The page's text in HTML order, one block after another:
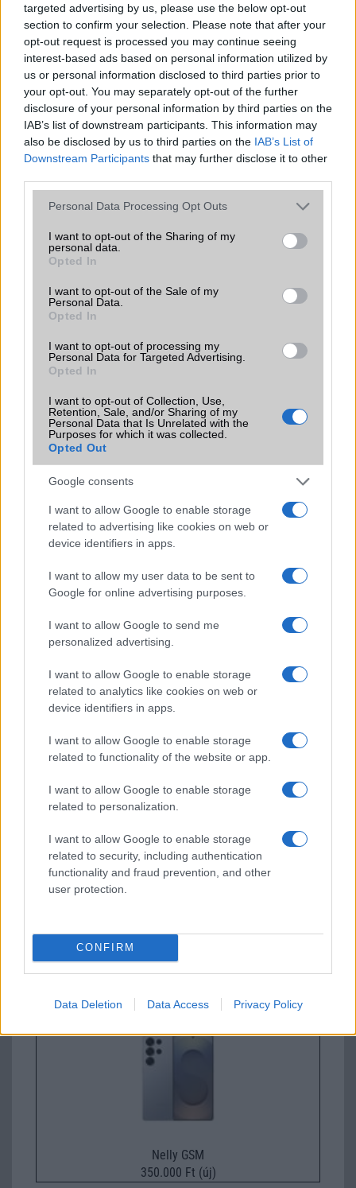
targeted advertising by us, please use the below opt-out
section to confirm your selection. Please note that after your
opt-out request is processed you may continue seeing
interest-based ads based on personal information utilized by
us or personal information disclosed to third parties prior to
your opt-out. You may separately opt-out of the further
disclosure of your personal information by third parties on the
IAB’s list of downstream participants. This information may
also be disclosed by us to third parties on the IAB’s List of
Downstream Participants that may further disclose it to other
Please note that this website/app uses one or more Google
not limited to your visit or usage behaviour. You may click to
grant or deny consent to Google and its third-party tags to
use your data for below specified purposes in below Google
consent section.
Personal Data Processing Opt Outs
I want to opt-out of the Sharing of my
personal data.
Opted In
I want to opt-out of the Sale of my
Personal Data.
Opted In
I want to opt-out of processing my
Personal Data for Targeted Advertising.
Opted In
I want to opt-out of Collection, Use,
Retention, Sale, and/or Sharing of my
Personal Data that Is Unrelated with the
Purposes for which it was collected.
Opted Out
Google consents
I want to allow Google to enable storage
related to advertising like cookies on web or
device identifiers in apps.
I want to allow my user data to be sent to
Google for online advertising purposes.
I want to allow Google to send me
personalized advertising.
I want to allow Google to enable storage
related to analytics like cookies on web or
device identifiers in apps.
I want to allow Google to enable storage
related to functionality of the website or app.
I want to allow Google to enable storage
related to personalization.
I want to allow Google to enable storage
related to security, including authentication
functionality and fraud prevention, and other
user protection.
CONFIRM
Data Deletion Data Access Privacy Policy
ALKALMAZÁSOK ÉS ÉRZÉKELŐK
Java Nincs
Flash/Ujjlenyomat olvasó Nincs
SNS integráció alap szolgáltatás
Organizer alap szolgáltatás
T9 szótár alkalmazás független szótár
Office alkalmazások
DV = Document viewer (Word,
Excel, PowerPoint, PDF)
Iránytũ Nincs
Extrák
EGYÉB
SIM típus nanoSIM
Flight mode Van
Terület Európa
Brand 2019
Védelem
Limited Edition Nincs
1,34
N/A = Nincs adat. Legutóbbi frissítés: 2026-07-13 19:00:00
Új és Használt GSM kiemelt ajánlatok
Apple iPhone 15 Pro
300.000 Ft (új)
Samsung Galaxy S26 Ultra
Nelly GSM
350.000 Ft (új)